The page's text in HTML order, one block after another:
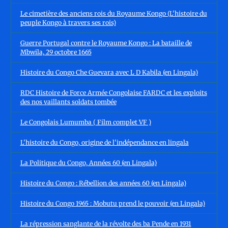
Le cimetière des anciens rois du Royaume Kongo (L'histoire du
peuple Kongo à travers ses rois)
Guerre Portugal contre le Royaume Kongo : La bataille de
Mbwila, 29 octobre 1665
Histoire du Congo Che Guevara avec L D Kabila (en Lingala)
RDC Histoire de Force Armée Congolaise FARDC et les exploits
des nos vaillants soldats tombée
Le Congolais Lumumba ( Film complet VF )
L'histoire du Congo, origine de l'indépendance en lingala
La Politique du Congo, Années 60 (en Lingala)
Histoire du Congo : Rébellion des années 60 (en Lingala)
Histoire du Congo 1965 : Mobutu prend le pouvoir (en Lingala)
La répression sanglante de la révolte des ba Pende en 1931